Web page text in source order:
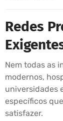
Redes
Nem todas as
modernos,
universidades
específicos
satisfazer.